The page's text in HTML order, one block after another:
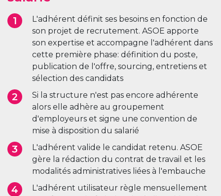
L'adhérent définit ses besoins en fonction de
son projet de recrutement. ASOE apporte
son expertise et accompagne l'adhérent dans
cette première phase: définition du poste,
publication de l'offre, sourcing, entretiens et
sélection des candidats
Si la structure n'est pas encore adhérente
alors elle adhère au groupement
d'employeurs et signe une convention de
mise à disposition du salarié
L'adhérent valide le candidat retenu. ASOE
gère la rédaction du contrat de travail et les
modalités administratives liées à l'embauche
L'adhérent utilisateur règle mensuellement